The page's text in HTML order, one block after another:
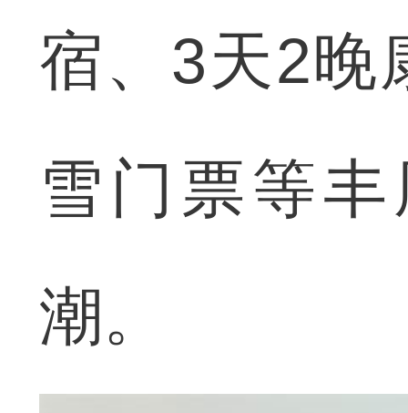
宿、3天2晚
雪门票等
潮。